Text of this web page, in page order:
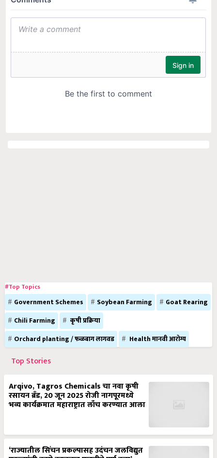
#Top Topics
Government Schemes Soybean Farming
Goat Rearing
Chili Farming
कृषी प्रक्रिया
Orchard planting / फळबाग लागवड
Health मानवी आरोग्य
Top Stories
Arqivo, Tagros Chemicals चा नवा कृषी
रसायन ब्रँड, 20 जून 2025 रोजी नागपूरमध्ये
भव्य कार्यक्रमात महाराष्ट्रात लाँच करण्यात आला
‘राज्यातील सिंचन प्रकल्पासह उदंचन जलविद्युत